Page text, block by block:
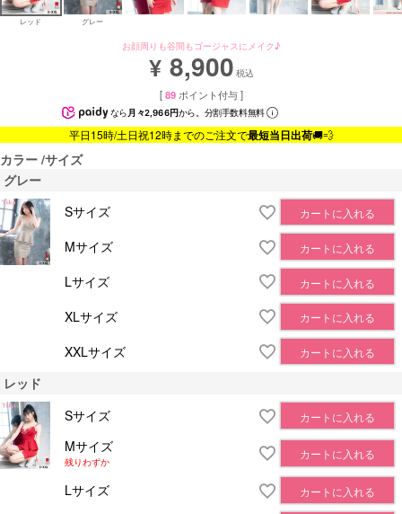
レッド グレー
お顔周りも谷間もゴージャスにメイク♪
¥ 8,900 税込
[ 89 ポイント付与 ]
なら月々2,966円から。分割手数料無料
平日15時/土日祝12時までのご注文で最短当日出荷🚚💨
カラー サイズ
グレー
Sサイズ
カートに入れる
Mサイズ カートに入れる
Lサイズ カートに入れる
XLサイズ カートに入れる
XXLサイズ カートに入れる
レッド
Sサイズ
カートに入れる
Mサイズ
残りわずか
カートに入れる
Lサイズ カートに入れる